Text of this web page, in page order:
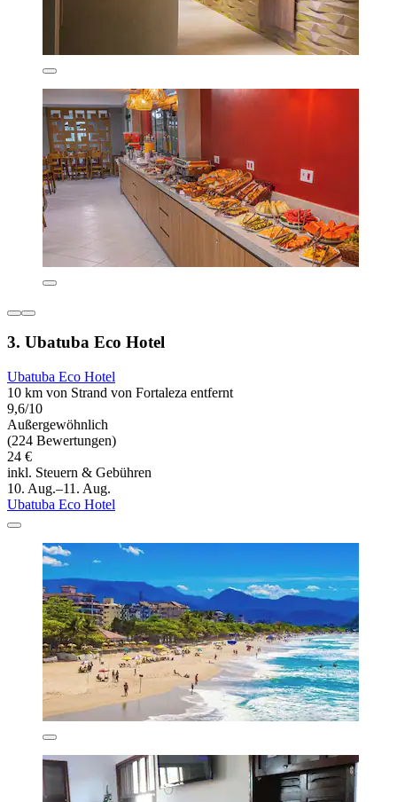
3. Ubatuba Eco Hotel
Ubatuba Eco Hotel
10 km von Strand von Fortaleza entfernt
9,6/10
Außergewöhnlich
(224 Bewertungen)
24 €
inkl. Steuern & Gebühren
10. Aug.–11. Aug.
Ubatuba Eco Hotel